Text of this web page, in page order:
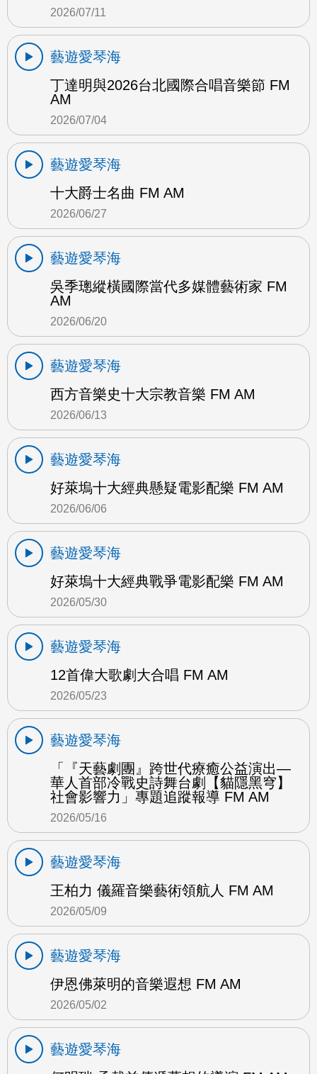
2026/07/11
藝遊愛琴海
丁達明與2026台北國際合唱音樂節 FM
AM
2026/07/04
藝遊愛琴海
十大爵士名曲 FM AM
2026/06/27
藝遊愛琴海
吳季璁縱橫國際當代多媒體藝術家 FM
AM
2026/06/20
藝遊愛琴海
西方音樂史十大宗教音樂 FM AM
2026/06/13
藝遊愛琴海
好萊塢十大經典懸疑電影配樂 FM AM
2026/06/06
藝遊愛琴海
好萊塢十大經典戰爭電影配樂 FM AM
2026/05/30
藝遊愛琴海
12首偉大歌劇大合唱 FM AM
2026/05/23
藝遊愛琴海
「『天藝劇團』跨世代療癒公益演出—
華人首部冷戰史詩舞台劇【貓隱黑穹】
社會影響力」專題追蹤報導 FM AM
2026/05/16
藝遊愛琴海
王柏力 儀羅音樂藝術領航人 FM AM
2026/05/09
藝遊愛琴海
伊恩佛萊明的音樂遐想 FM AM
2026/05/02
藝遊愛琴海